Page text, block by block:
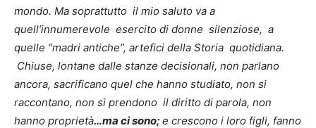
mondo. Ma soprattutto il mio saluto va a
quell’innumerevole esercito di donne silenziose, a
quelle “madri antiche”, artefici della Storia quotidiana.
Chiuse, lontane dalle stanze decisionali, non parlano
ancora, sacrificano quel che hanno studiato, non si
raccontano, non si prendono il diritto di parola, non
hanno proprietà…ma ci sono; e crescono i loro figli, fanno